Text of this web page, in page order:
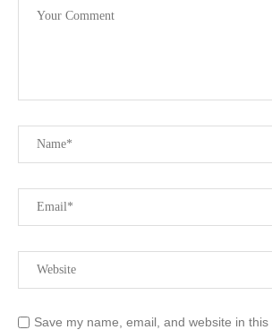
Save my name, email, and website in